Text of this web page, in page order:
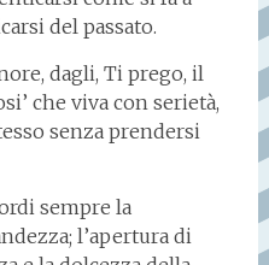
del passato.
dagli, Ti prego, il
che viva con serietà,
senza prendersi
sempre la
l’apertura di